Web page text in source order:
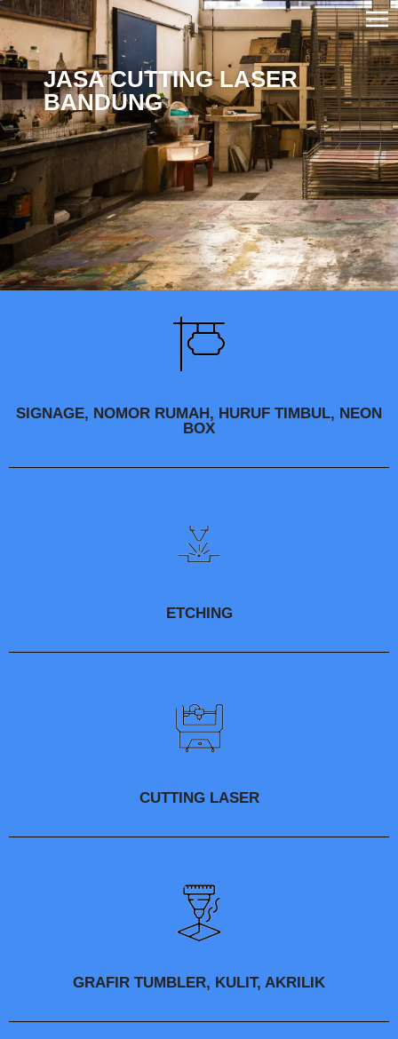
JASA CUTTING LASER
BANDUNG
SIGNAGE, NOMOR RUMAH, HURUF TIMBUL, NEON
BOX
ETCHING
CUTTING LASER
GRAFIR TUMBLER, KULIT, AKRILIK